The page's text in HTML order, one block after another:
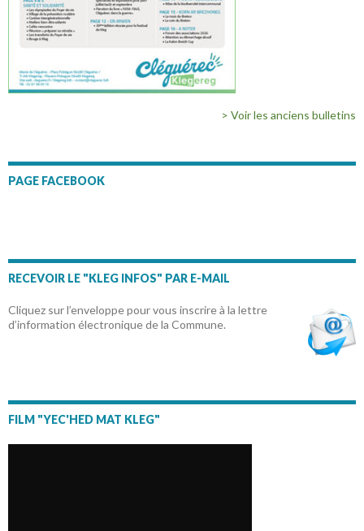
> Voir les anciens bulletins
PAGE FACEBOOK
RECEVOIR LE "KLEG INFOS" PAR E-MAIL
Cliquez sur l’enveloppe pour vous inscrire à la lettre
d’information électronique de la Commune.
FILM "YEC'HED MAT KLEG"